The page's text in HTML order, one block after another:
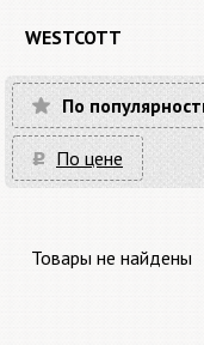
WESTCOTT
По
По цене
Товары не найдены